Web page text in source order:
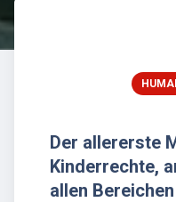
Der allererste
Kinderrechte,
allen